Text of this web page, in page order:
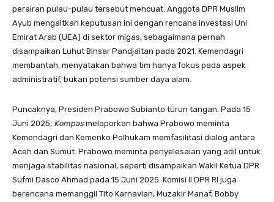
perairan pulau-pulau tersebut mencuat. Anggota DPR Muslim
Ayub mengaitkan keputusan ini dengan rencana investasi Uni
Emirat Arab (UEA) di sektor migas, sebagaimana pernah
disampaikan Luhut Binsar Pandjaitan pada 2021. Kemendagri
membantah, menyatakan bahwa tim hanya fokus pada aspek
administratif, bukan potensi sumber daya alam.
Puncaknya, Presiden Prabowo Subianto turun tangan. Pada 15
Juni 2025, Kompas melaporkan bahwa Prabowo meminta
Kemendagri dan Kemenko Polhukam memfasilitasi dialog antara
Aceh dan Sumut. Prabowo meminta penyelesaian yang adil untuk
menjaga stabilitas nasional, seperti disampaikan Wakil Ketua DPR
Sufmi Dasco Ahmad pada 15 Juni 2025. Komisi II DPR RI juga
berencana memanggil Tito Karnavian, Muzakir Manaf, Bobby